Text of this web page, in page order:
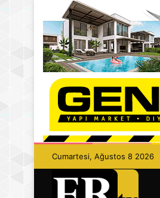
Cumartesi, Ağustos 8 2026